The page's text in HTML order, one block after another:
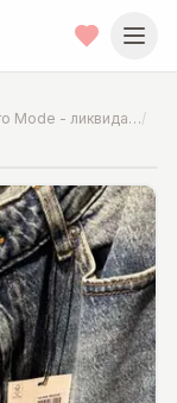
Сессия «Vero Mode - ликвидация»/